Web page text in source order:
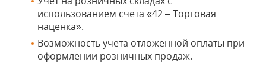
использованием счета «42 – Торговая
наценка».
Возможность учета отложенной оплаты при
оформлении розничных продаж.